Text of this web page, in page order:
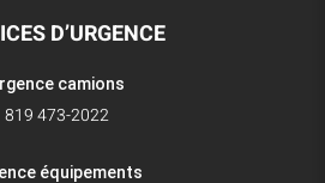
D’URGENCE
camions
819 473-2022
équipements